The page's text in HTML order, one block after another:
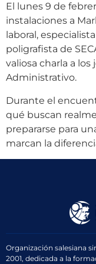
El lunes 9 de
instalaciones a
laboral,
poligrafista de
valiosa charla a
Administrativo.
Durante el
qué buscan
prepararse para
marcan la
Organización salesiana
2001, dedicada a la